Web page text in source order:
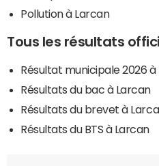
Pollution à Larcan
Tous les résultats
Résultat municipale 2026 à
Résultats du bac à Larcan
Résultats du brevet à
Résultats du BTS à Larcan